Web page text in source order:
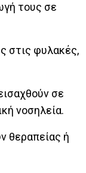
τους σε
στις φυλακές,
σε
νοσηλεία.
θεραπείας ή